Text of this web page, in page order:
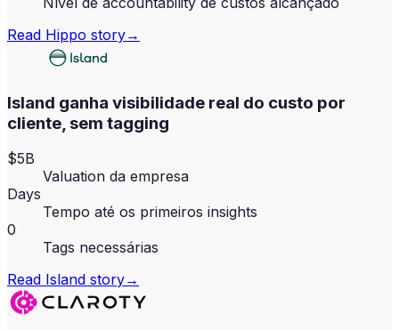
Read Hippo story→
Island ganha visibilidade real do custo por
cliente, sem tagging
$5B
Valuation da empresa
Days
Tempo até os primeiros insights
0
Tags necessárias
Read Island story→